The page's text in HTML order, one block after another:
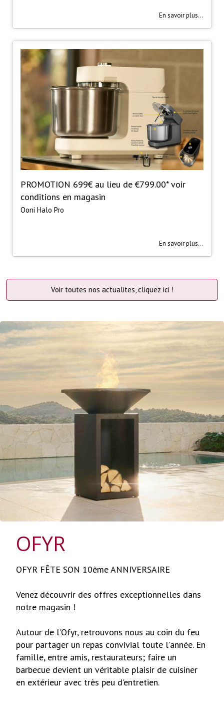
En savoir plus...
PROMOTION 699€ au lieu de €799.00* voir
conditions en magasin
Ooni Halo Pro
En savoir plus...
Voir toutes nos actualites, cliquez ici !
OFYR
OFYR FÊTE SON 10ème ANNIVERSAIRE
Venez découvrir des offres exceptionnelles dans
notre magasin !
Autour de l'Ofyr, retrouvons nous au coin du feu
pour partager un repas convivial toute l'année. En
famille, entre amis, restaurateurs; faire un
barbecue devient un véritable plaisir de cuisiner
en extérieur avec très peu d'entretien.